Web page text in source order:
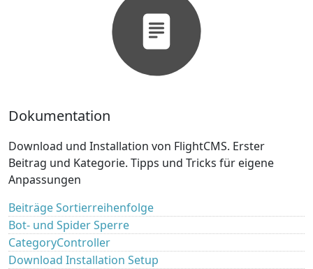
Dokumentation
Download und Installation von FlightCMS. Erster
Beitrag und Kategorie. Tipps und Tricks für eigene
Anpassungen
Beiträge Sortierreihenfolge
Bot- und Spider Sperre
CategoryController
Download Installation Setup